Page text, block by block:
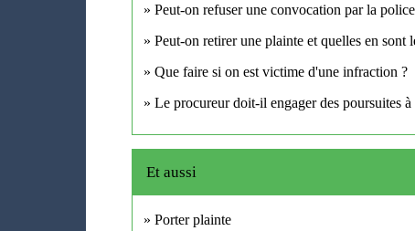
Peut-on refuser une convocation par la
Peut-on retirer une plainte et quelles en sont
Que faire si on est victime d'une infraction ?
Le procureur doit-il engager des poursuites
Et aussi
Porter plainte